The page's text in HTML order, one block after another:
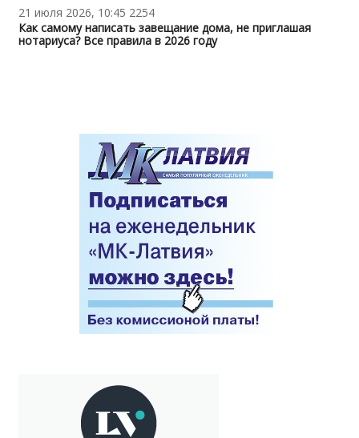
21 июля 2026, 10:45 2254
Как самому написать завещание дома, не приглашая
нотариуса? Все правила в 2026 году